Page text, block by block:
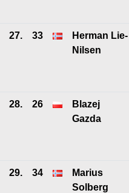
27. 33
Herman Lie-
Nilsen
28. 26
Blazej
Gazda
29. 34
Marius
Solberg